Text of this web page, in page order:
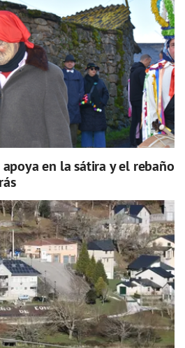
en la sátira y el rebaño